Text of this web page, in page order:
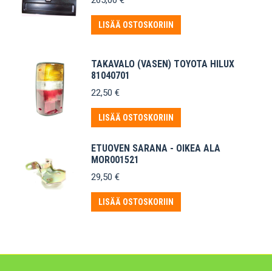
LISÄÄ OSTOSKORIIN
TAKAVALO (VASEN) TOYOTA HILUX
81040701
22,50 €
LISÄÄ OSTOSKORIIN
ETUOVEN SARANA - OIKEA ALA
MOR001521
29,50 €
LISÄÄ OSTOSKORIIN